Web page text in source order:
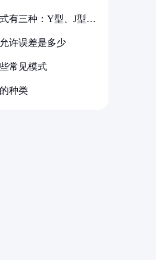
有三种：Y型、J型、
许误差是多少
常见模式
种类